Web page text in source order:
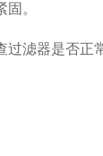
。
滤器是否正常